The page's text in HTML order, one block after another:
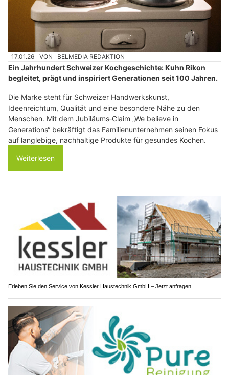
17.01.26 VON BELMEDIA REDAKTION
Ein Jahrhundert Schweizer Kochgeschichte: Kuhn Rikon
begleitet, prägt und inspiriert Generationen seit 100 Jahren.
Die Marke steht für Schweizer Handwerkskunst,
Ideenreichtum, Qualität und eine besondere Nähe zu den
Menschen. Mit dem Jubiläums‑Claim „We believe in
Generations“ bekräftigt das Familienunternehmen seinen Fokus
auf langlebige, nachhaltige Produkte für gesundes Kochen.
Weiterlesen
Erleben Sie den Service von Kessler Haustechnik GmbH – Jetzt anfragen